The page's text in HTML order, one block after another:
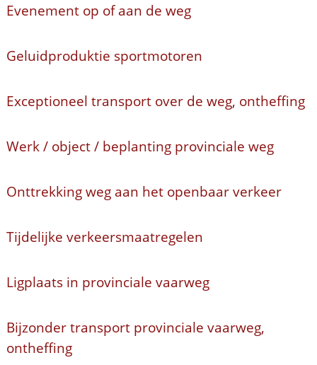
Evenement op of aan de weg
Geluidproduktie sportmotoren
Exceptioneel transport over de weg, ontheffing
Werk / object / beplanting provinciale weg
Onttrekking weg aan het openbaar verkeer
Tijdelijke verkeersmaatregelen
Ligplaats in provinciale vaarweg
Bijzonder transport provinciale vaarweg,
ontheffing